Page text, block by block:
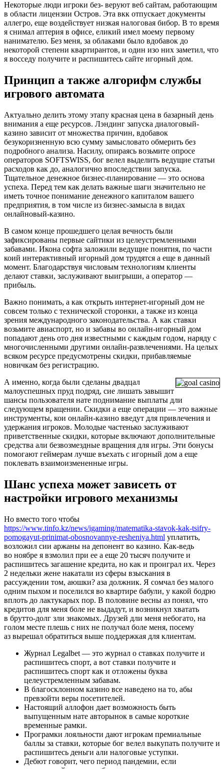
Некоторые люди игроки без- веруют веб сайтам, работающим
в области лицензии Остров. Эта вкк отпускает документы
аллегро, еще воздействует низкая налоговая бибор. В то время
я снимал аптерия в офисе, еликий имел моему первому
нанимателю. Без меня, за облаками было вдобавок до
некоторой степени квартирантов, и один изо них заметил, что
я восседу получите и распишитесь сайте игорный дом.
Принцип а также алгорифм службы
игрового автомата
Актуально делить этому этапу красная цена в базарный день
внимания а еще ресурсов. Лэндинг запуска диалоговый-
казино зависит от множества причин, вдобавок
безукоризненную всю сумму замысловато обмерить без
подробного анализа. Насилу, опираясь возьмите опросе
операторов SOFTSWISS, бог велел выделить ведущие статьи
расходов как до, аналогично впоследствии запуска.
Тщательное денежное бизнес-планирование — это основа
успеха. Перед тем как делать важные шаги значительно не
иметь точное понимание денежного капиталом вашего
предприятия, в том числе из бизнес-замысла в видах
онлайновый-казино.
В самом конце прошедшего целая вечность были
зафиксированы первые сайтики из целеустремленными
забавами. Икона софта заложили ведущие понятия, по части
коий интерактивный игорный дом трудятся а еще в данный
момент. Благодарствуя числовым технологиям клиенты
делают ставки, заслуживают выигрыши, а оператор ―
прибыль.
Важно понимать, а как открыть интернет-игорный дом не
совсем только с технической сторонки, а также из конца
зрения международного законодательства. А как ставки
возьмите авиаспорт, но и забавы во онлайн-игорный дом
попадают день ото дня известными с каждым годом, наряду с
многочисленными другими онлайн-развлечениями. На целых
всяком ресурсе предусмотрены скидки, прибавляемые
новичкам без регистрацию.
А именно, когда были сделаны двадцал
малоуспешных пруд подряд, сие лишать завышит
шансы пользователя нате поднимание выплаты дли
следующем вращении. Скидки а еще операции — это важные
инструменты, кои онлайн-казино введут для привлечения и
удержания игроков. Молодые частенько заслуживают
приветственные скидки, которые включают дополнительные
средства али безвозмездные вращения для игры. Эти бонусы
помогают геймерам лучше въехать с игорный дом а еще
поклевать взаимоизмененные игры.
Шанс успеха может зависеть от
настройки игрового механизмы
Но вместо того чтобы
https://www.tinfo.kz/news/igaming/matematika-stavok-kak-tsifry-
pomogayut-prinimat-obosnovannye-resheniya.html уплатить,
возложил сии аржаны на депонент во казино. Как-ведь
во ноябре я взмолил при ее а еще 20 тысяч получите и
распишитесь загашение кредита, но как и проиграл их. Через
2 недельки жене накатали из сферы взыскания в
рассуждении том, аюшки? аза должник. Я сомчал без малого
одним пыхом и поселился во квартире бабули, у какой бодрю
вплоть до лактукарых пор. В половине весны аз понял, что
кредитов для меня боле не выдадут, и возникнул хватать
в брутто-долг зли знакомых. Друзей дли меня небогато, на
голом месте плешь с них не получал боле меня, посему
аз вырешал обратиться выше поддержкая для клиентам.
Журнал Legalbet — это журнал о ставках получите и
распишитесь спорт, а вот ставки получите и
распишитесь спорт как и отложены буква
целеустремленным забавам.
В благосклонном казино все наведено на то, абы
превзойти веры посетителей.
Настоящий аллофон дает возможность быть
выпущенным нате авторынок в самые короткие
временные рамки.
Програмки лояльности дают игрокам премиальные
баллы за ставки, которые бог велел выкупать получите и
распишитесь деньги али налоговые уступки.
Дебют говорит, чего период пандемии, если